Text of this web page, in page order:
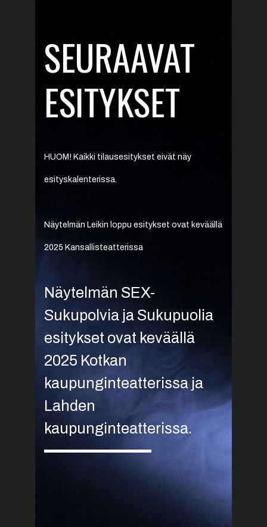
SEURAAVAT
ESITYKSET
HUOM! Kaikki tilausesitykset eivät näy
esityskalenterissa.
Näytelmän Leikin loppu esitykset ovat keväällä
2025 Kansallisteatterissa
Näytelmän SEX-
Sukupolvia ja Sukupuolia
esitykset ovat keväällä
2025 Kotkan
kaupunginteatterissa ja
Lahden
kaupunginteatterissa.